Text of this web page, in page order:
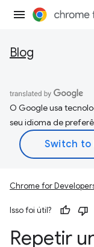
Blog
O Google usa
seu idioma de
Chrome for
Isso foi útil?
Repetir